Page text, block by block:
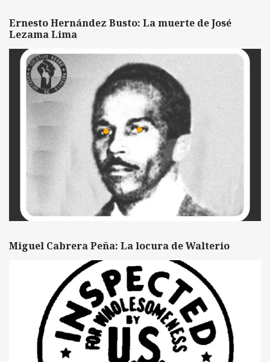
Ernesto Hernández Busto: La muerte de José
Lezama Lima
Miguel Cabrera Peña: La locura de Walterio